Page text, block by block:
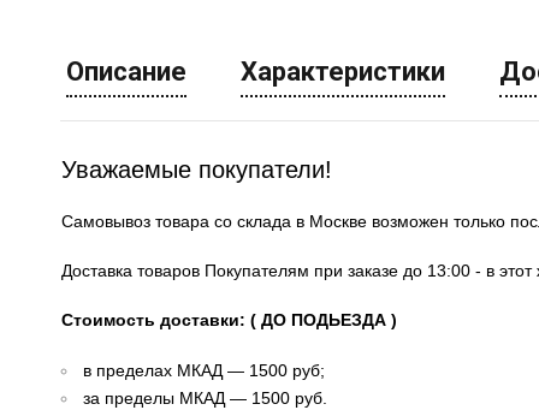
Описание Характеристики
Уважаемые покупатели!
Самовывоз товара со склада в Москве возможен только
Доставка товаров Покупателям при заказе до 13:00 - в
Стоимость доставки: ( ДО ПОДЬЕЗДА )
в пределах МКАД — 1500 руб;
за пределы МКАД — 1500 руб.